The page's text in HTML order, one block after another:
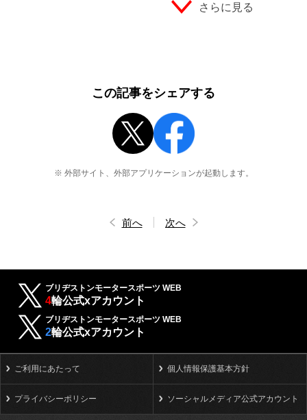
さらに見る
この記事をシェアする
※ 外部サイト、外部アプリケーションが起動します。
前へ 次へ
ブリヂストンモータースポーツ WEB
4輪公式xアカウント
ブリヂストンモータースポーツ WEB
2輪公式xアカウント
ご利用にあたって 個人情報保護基本方針
プライバシーポリシー ソーシャルメディア公式アカウント